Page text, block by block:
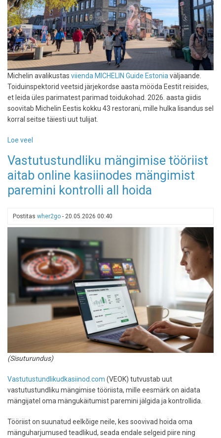
Michelin avalikustas viienda MICHELIN Guide Estonia väljaande.
Toiduinspektorid veetsid järjekordse aasta mööda Eestit reisides,
et leida üles parimatest parimad toidukohad. 2026. aasta giidis
soovitab Michelin Eestis kokku 43 restorani, mille hulka lisandus sel
korral seitse täiesti uut tulijat.
Loe veel
Michelini
2026.
aasta
Eesti
43
soovitust,
7
uut
tulijat
ja
soliidsed
eriauhinnad
Vastutustundliku mängimise tööriist
aitab online kasiinodes mängimist
paremini kontrolli all hoida
Postitas wher2go - 20.05.2026 00:40
(Sisuturundus)
Vastutustundlikudkasiinod.com (VEOK) tutvustab uut
vastutustundliku mängimise tööriista, mille eesmärk on aidata
mängijatel oma mängukäitumist paremini jälgida ja kontrollida.
Tööriist on suunatud eelkõige neile, kes soovivad hoida oma
mänguharjumused teadlikud, seada endale selgeid piire ning